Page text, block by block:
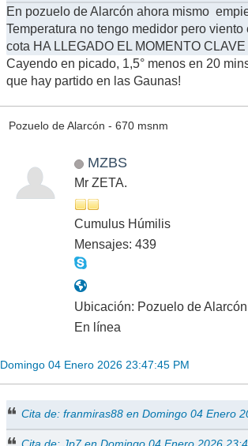
En pozuelo de Alarcón ahora mismo
Temperatura no tengo medidor pero viento
cota HA LLEGADO EL MOMENTO CLAVE
Cayendo en picado, 1,5° menos en 20
que hay partido en las Gaunas!
Pozuelo de Alarcón - 670 msnm
MZBS
Mr ZETA.
Cumulus Húmilis
Mensajes: 439
Ubicación: Pozuelo de Alarcón
En línea
Domingo 04 Enero 2026 23:47:45 PM
Cita de: franmiras88 en Domingo 04 Enero